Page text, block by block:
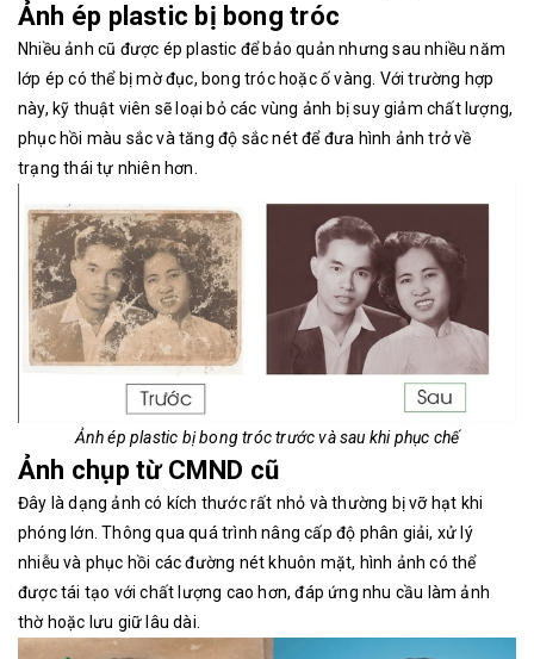
Ảnh ép plastic bị bong tróc
Nhiều ảnh cũ được ép plastic để bảo quản nhưng sau nhiều năm
lớp ép có thể bị mờ đục, bong tróc hoặc ố vàng. Với trường hợp
này, kỹ thuật viên sẽ loại bỏ các vùng ảnh bị suy giảm chất lượng,
phục hồi màu sắc và tăng độ sắc nét để đưa hình ảnh trở về
trạng thái tự nhiên hơn.
Ảnh ép plastic bị bong tróc trước và sau khi phục chế
Ảnh chụp từ CMND cũ
Đây là dạng ảnh có kích thước rất nhỏ và thường bị vỡ hạt khi
phóng lớn. Thông qua quá trình nâng cấp độ phân giải, xử lý
nhiễu và phục hồi các đường nét khuôn mặt, hình ảnh có thể
được tái tạo với chất lượng cao hơn, đáp ứng nhu cầu làm ảnh
thờ hoặc lưu giữ lâu dài.